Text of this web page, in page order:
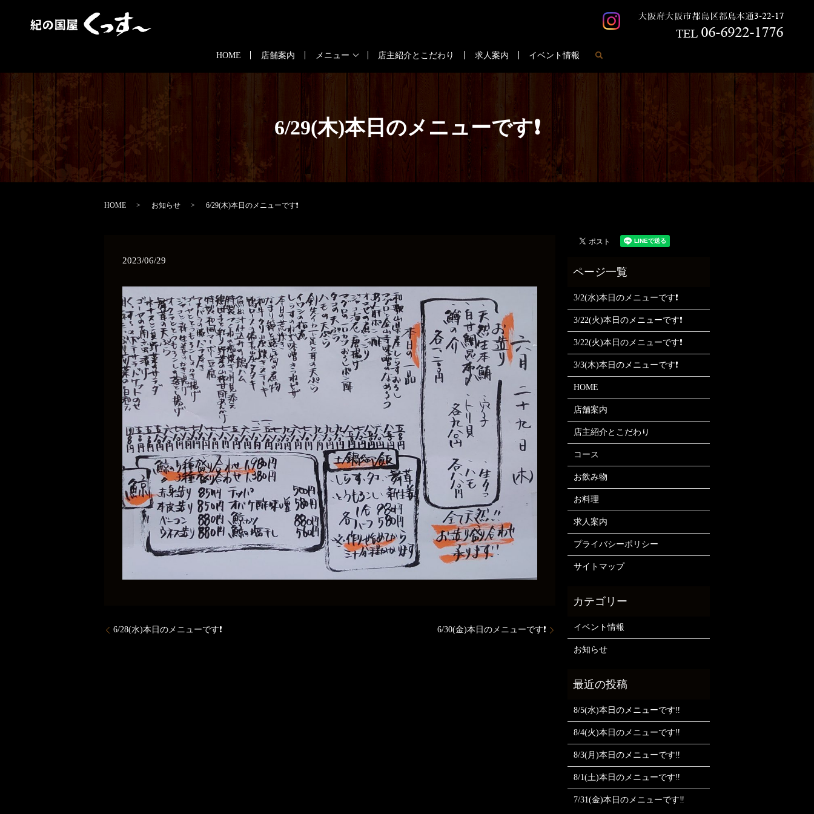
HOME 店舗案内 メニュー 店主紹介とこだわり 求人案内 イベント情報
6/29(木)本日のメニューです❗
HOME お知らせ 6/29(木)本日のメニューです❗
2023/06/29
6/28(水)本日のメニューです❗ 6/30(金)本日のメニューです❗
3/2(水)本日のメニューです❗
3/22(火)本日のメニューです❗
3/22(火)本日のメニューです❗
3/3(木)本日のメニューです❗
HOME
店舗案内
店主紹介とこだわり
コース
お飲み物
お料理
求人案内
プライバシーポリシー
サイトマップ
イベント情報
お知らせ
8/5(水)本日のメニューです‼️
8/4(火)本日のメニューです‼️
8/3(月)本日のメニューです‼️
8/1(土)本日のメニューです‼️
7/31(金)本日のメニューです‼️